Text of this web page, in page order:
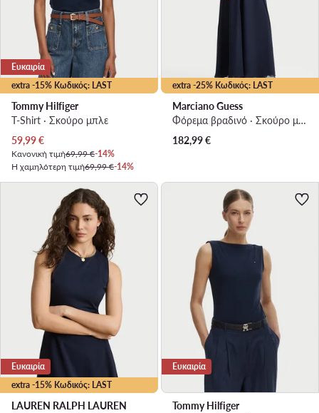
extra -15% Κωδικός: LAST
Ευκαιρία
Tommy Hilfiger
T-Shirt · Σκούρο μπλε
Τρέχουσα τιμή
59,99€
Κανονική τιμή69,99 €-14%
Η χαμηλότερη τιμή69,99 €-14%
extra -25% Κωδικός: LAST
Marciano Guess
Φόρεμα βραδινό · Σκούρο μπλε · Maxi, Ασύμμετρο
182,99€
extra -15% Κωδικός: LAST
Ευκαιρία
LAUREN RALPH LAUREN
Ευκαιρία
Tommy Hilfiger